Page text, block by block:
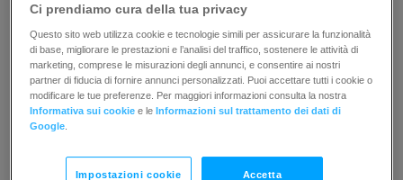
Creaaccanto aCrea segmento in
autonomia.
Per creare un segmento con l’AI, inserisci la
tua richiesta nel campo di testo nella sezione
Crea segmenti con l’IAe segui le istruzioni
Per utilizzare un segmento predefinito,
Ci prendiamo cura della tua privacy
Questo sito web utilizza cookie e tecnologie simili per assicurare la funzionalità
di base, migliorare le prestazioni e l’analisi del traffico, sostenere le attività di
marketing, comprese le misurazioni degli annunci, e consentire ai nostri
partner di fiducia di fornire annunci personalizzati. Puoi accettare tutti i cookie o
modificare le tue preferenze. Per maggiori informazioni consulta la nostra
Informativa sui cookie e leInformazioni sul trattamento dei dati di
Google
Impostazioni cookie Accetta